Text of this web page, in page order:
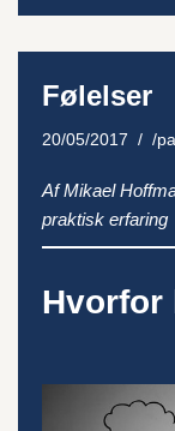
Følelser
20/05/2017 /
Af Mikael
praktisk erfaring
Hvorfor